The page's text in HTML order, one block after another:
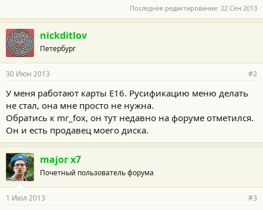
Последнее редактирование: 22 Сен 2013
nickditlov
Петербург
30 Июн 2013 #2
У меня работают карты Е16. Русификацию меню делать
не стал, она мне просто не нужна.
Обратись к mr_fox, он тут недавно на форуме отметился.
Он и есть продавец моего диска.
major x7
Почетный пользователь форума
1 Июл 2013 #3